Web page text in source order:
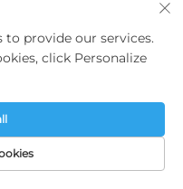
на огнената
цялостта на
което осигурява
to provide our services.
click Personalize